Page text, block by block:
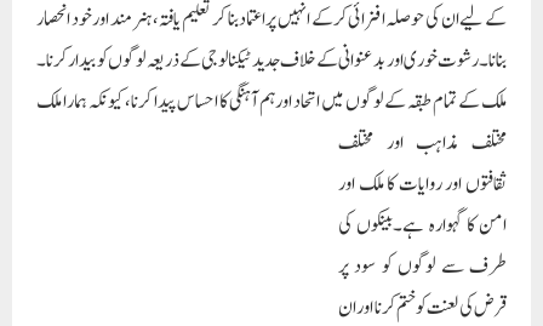
امن اور ہم آہنگی آپسی بھائی چارہ ملکی سلامتی اور ترقی کے لئے بنیادی چیز ہے جسے برقرار
رکھنے اور فروغ دینے کی بہت سخت ضرورت ہے۔ایسی کالونیوںیا علاقوں میں پینے کے
صاف پانی کا مناسب انتظام کرنا جہاں انتظامیہ کی طرف سے پینے کا پانی مناسب طریقے
سے فراہم نہیں کیا جاتا ہے۔سود کی لعنت کے رواج کو ختم کرکے بغیر سود کے قرض فراہم
کرانا اور آگے بڑھنے کی کوشش کرنے والوں کو ہر ممکن طریقے سے ان کی ضروریات میں
مدد فراہم کرنا ہے۔ایسے لوگوں کو قانونی مدد فراہم کرنا جو ملک کی مختلف جیلوں میں قید
ہیں اور اپنی غربت کی وجہ سے وہ کورٹ کچہری کے اخراجات کو برداشت کرنے کی
پوزیشن میں نہیں ہیں، ان کو مالی تعاون کے ساتھ قانونی مدد فراہم کرنا۔غریب اور محتاج